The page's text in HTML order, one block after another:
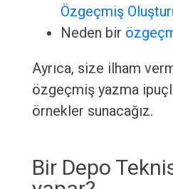
Özgeçmiş
Neden bir
Ayrıca, size ilham
özgeçmiş yazma
örnekler sunacağız.
Bir Depo